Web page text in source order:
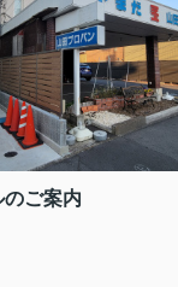
ご案内